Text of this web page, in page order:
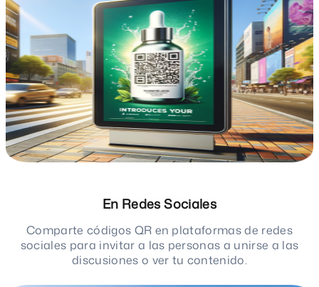
En Redes Sociales
Comparte códigos QR en plataformas de redes
sociales para invitar a las personas a unirse a las
discusiones o ver tu contenido.